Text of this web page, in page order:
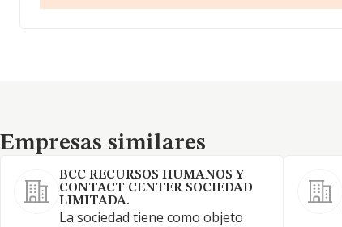
Empresas similares
Empresas similares
BCC RECURSOS HUMANOS Y
CONTACT CENTER SOCIEDAD
LIMITADA.
La sociedad tiene como objeto